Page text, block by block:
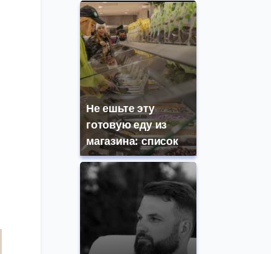
Не ешьте эту
готовую еду из
магазина: список